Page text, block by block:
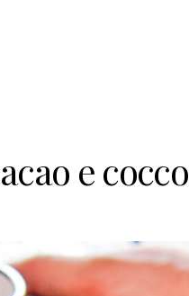
e cocco